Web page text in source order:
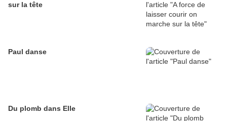
sur la tête
Paul danse
Du plomb dans Elle